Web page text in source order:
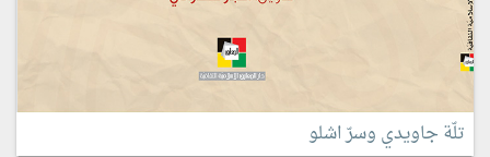
تلّة جاويدي وسرّ اشلو